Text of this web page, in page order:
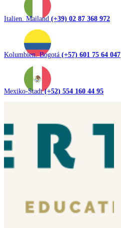
Italien. Mailand (+39) 02 87 368 972
Kolumbien. Bogotá (+57) 601 75 64 047
Mexiko-Stadt(+52) 554 160 44 95